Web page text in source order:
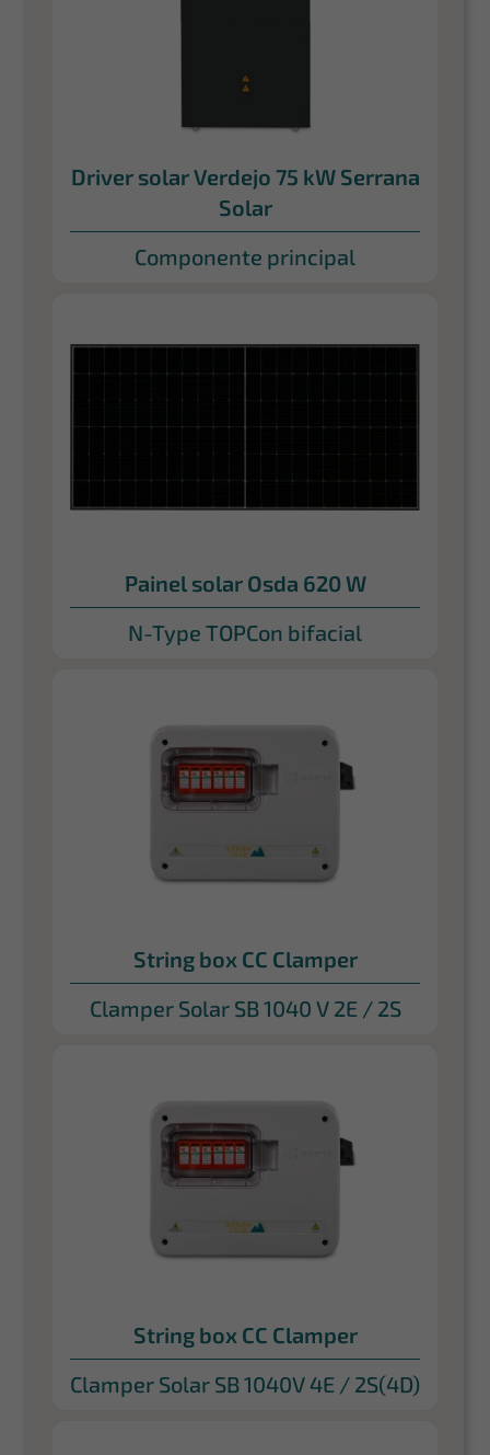
Driver solar Verdejo 75 kW Serrana
Solar
Componente principal
Painel solar Osda 620 W
N-Type TOPCon bifacial
String box CC Clamper
Clamper Solar SB 1040 V 2E / 2S
String box CC Clamper
Clamper Solar SB 1040V 4E / 2S(4D)